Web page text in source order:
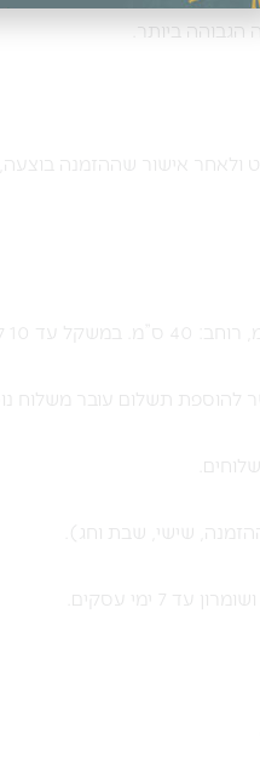
ביותר.
ולאחר אישור שההזמנה
להוספת תשלום עובר משלוח
7 ימי עסקים.